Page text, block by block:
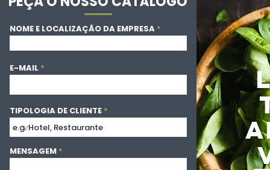
NOME E LOCALIZAÇÃO DA EMPRESA
E-MAIL
TIPOLOGIA DE CLIENTE
MENSAGEM